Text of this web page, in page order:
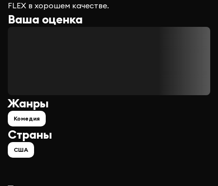
FLEX в хорошем качестве.
Ваша оценка
Страны
США
Жанры
Комедия